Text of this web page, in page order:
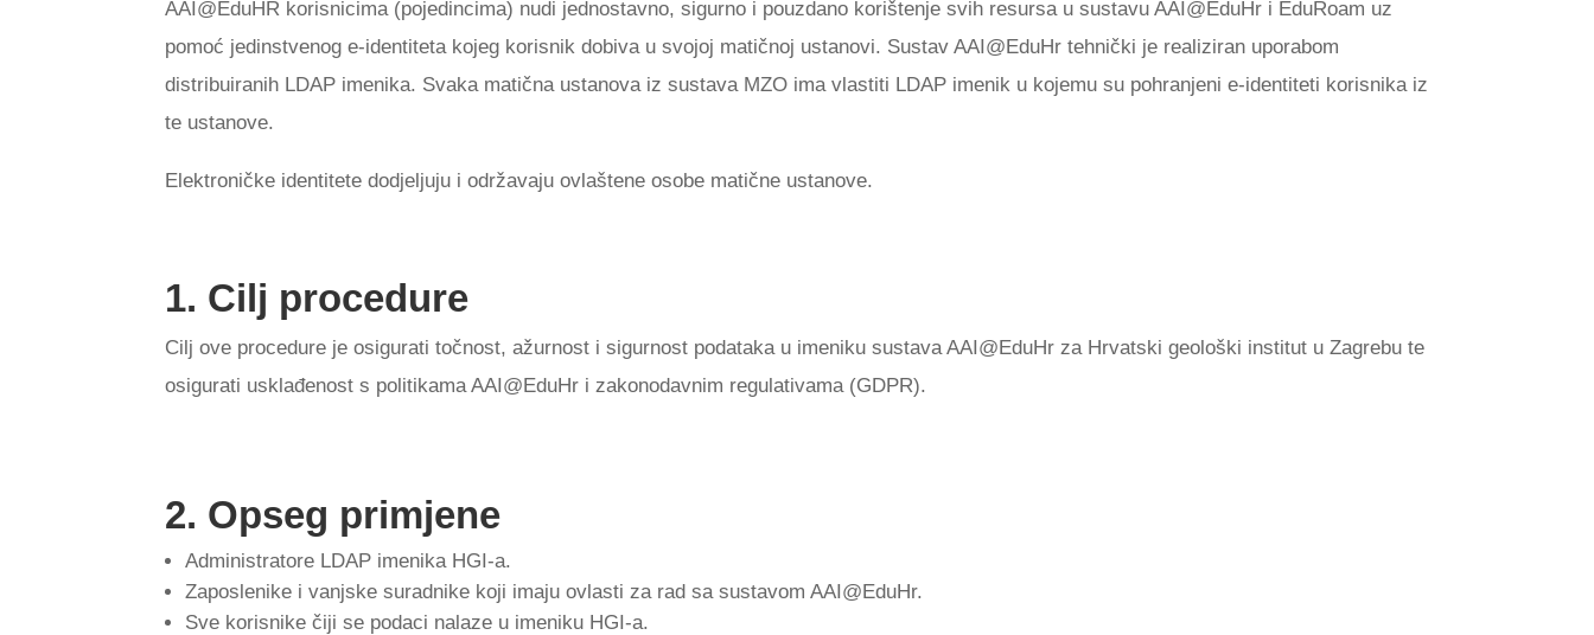
AAI@EduHR korisnicima (pojedincima) nudi jednostavno, sigurno i pouzdano korištenje svih resursa u sustavu AAI@EduHr i EduRoam uz
pomoć jedinstvenog e-identiteta kojeg korisnik dobiva u svojoj matičnoj ustanovi. Sustav AAI@EduHr tehnički je realiziran uporabom
distribuiranih LDAP imenika. Svaka matična ustanova iz sustava MZO ima vlastiti LDAP imenik u kojemu su pohranjeni e-identiteti korisnika iz
te ustanove.
Elektroničke identitete dodjeljuju i održavaju ovlaštene osobe matične ustanove.
1. Cilj procedure
Cilj ove procedure je osigurati točnost, ažurnost i sigurnost podataka u imeniku sustava AAI@EduHr za Hrvatski geološki institut u Zagrebu te
osigurati usklađenost s politikama AAI@EduHr i zakonodavnim regulativama (GDPR).
2. Opseg primjene
Administratore LDAP imenika HGI-a.
Zaposlenike i vanjske suradnike koji imaju ovlasti za rad sa sustavom AAI@EduHr.
Sve korisnike čiji se podaci nalaze u imeniku HGI-a.